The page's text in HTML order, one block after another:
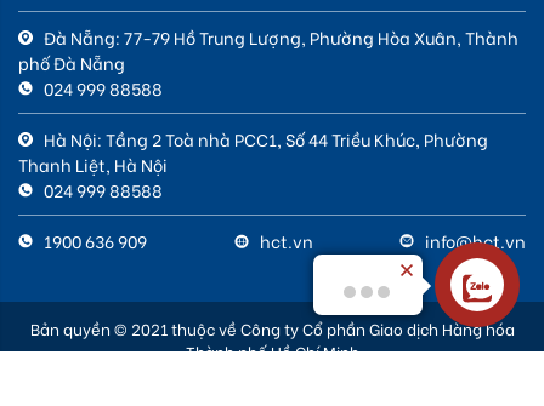
Đà Nẵng: 77-79 Hồ Trung Lượng, Phường Hòa Xuân, Thành
phố Đà Nẵng
024 999 88588
Hà Nội: Tầng 2 Toà nhà PCC1, Số 44 Triều Khúc, Phường
Thanh Liệt, Hà Nội
024 999 88588
1900 636 909
hct.vn info@hct.vn
Bản quyền © 2021 thuộc về Công ty Cổ phần Giao dịch Hàng hóa
Thành phố Hồ Chí Minh